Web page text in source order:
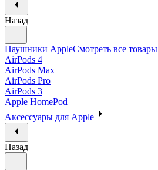
Назад
Наушники AppleСмотреть все товары
AirPods 4
AirPods Max
AirPods Pro
AirPods 3
Apple HomePod
Аксессуары для Apple
Назад